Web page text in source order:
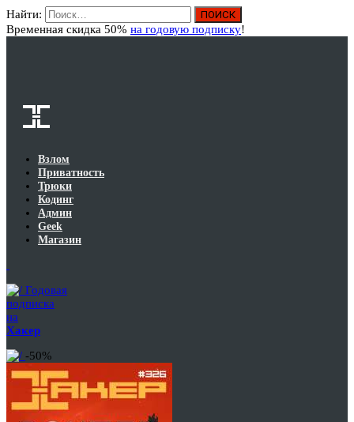
Найти:
Временная скидка 50% на годовую подписку!
Взлом
Приватность
Трюки
Кодинг
Админ
Geek
Магазин
Годовая
подписка
на
Хакер
-50%